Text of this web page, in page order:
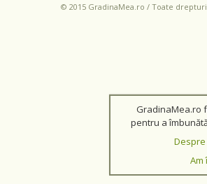
© 2015 GradinaMea.ro / Toate
GradinaMea.ro
pentru a
Am